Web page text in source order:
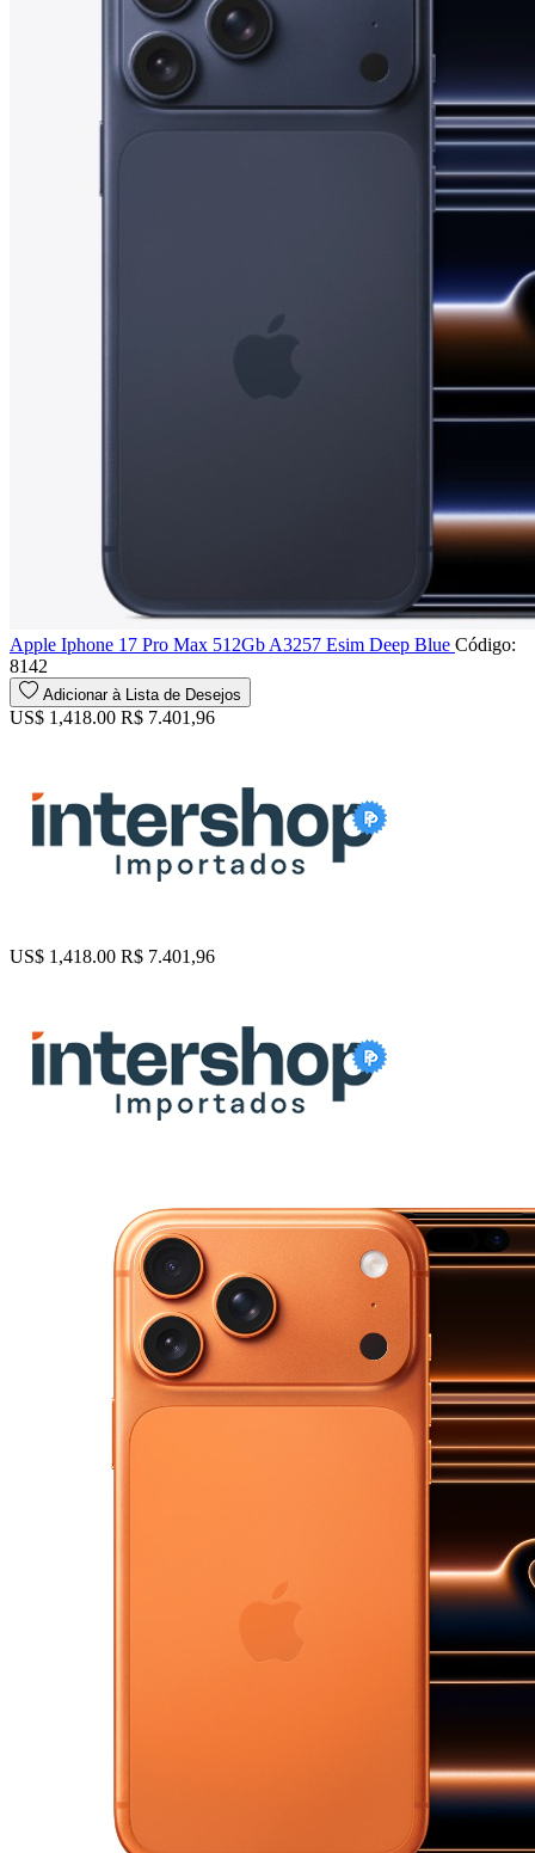
Apple Iphone 17 Pro Max 512Gb A3257 Esim Deep Blue Código:
8142
Adicionar à Lista de Desejos
US$ 1,418.00 R$ 7.401,96
US$ 1,418.00 R$ 7.401,96